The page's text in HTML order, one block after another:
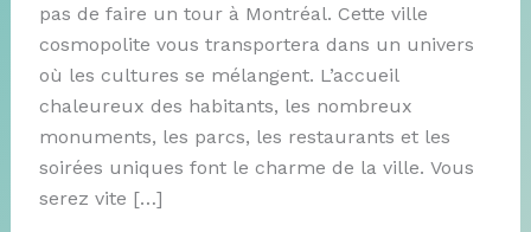
pas de faire un tour à Montréal. Cette ville
cosmopolite vous transportera dans un univers
où les cultures se mélangent. L’accueil
chaleureux des habitants, les nombreux
monuments, les parcs, les restaurants et les
soirées uniques font le charme de la ville. Vous
serez vite […]